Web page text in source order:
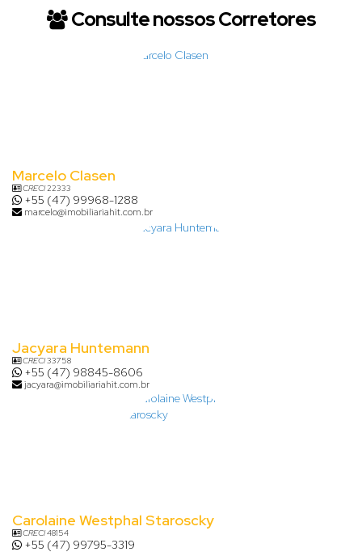
Consulte nossos Corretores
Marcelo Clasen
CRECI22333
+55 (47) 99968-1288
marcelo@imobiliariahit.com.br
Jacyara Huntemann
CRECI33758
+55 (47) 98845-8606
jacyara@imobiliariahit.com.br
Carolaine Westphal Staroscky
CRECI48154
+55 (47) 99795-3319